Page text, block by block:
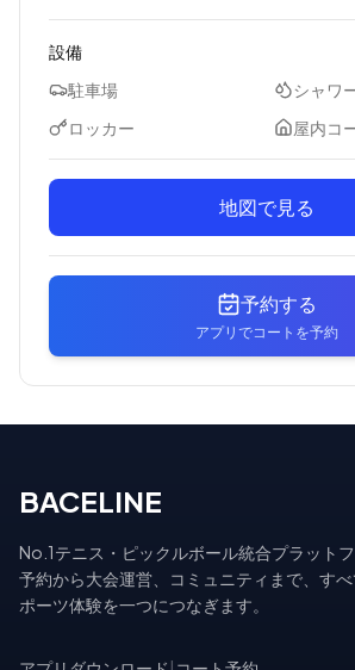
設備
駐車場
シャワ
ロッカー
屋内コ
地図で見る
予約する
アプリでコートを予約
BACELINE
No.1テニス・ピックルボール統合プラット
予約から大会運営、コミュニティまで、す
ポーツ体験を一つにつなぎます。